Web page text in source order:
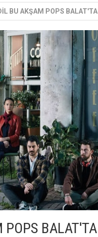
BU AKŞAM POPS BALAT'TA
POPS BALAT'TA